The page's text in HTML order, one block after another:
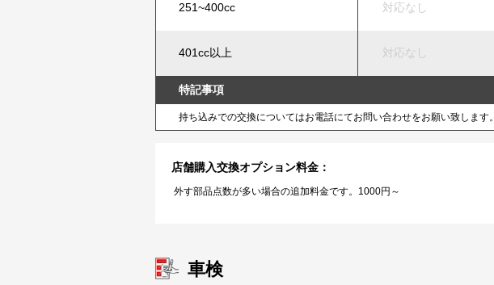
251~400cc 対応なし
401cc以上 対応なし
特記事項
持ち込みでの交換についてはお電話にてお問い合わせをお願い致します。
店舗購入交換オプション料金：
外す部品点数が多い場合の追加料金です。1000円～
車検